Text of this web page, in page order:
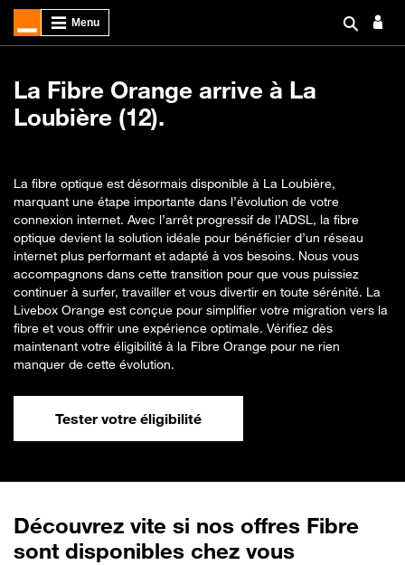
La Fibre Orange arrive à La
Loubière (12).
La fibre optique est désormais disponible à La Loubière,
marquant une étape importante dans l’évolution de votre
connexion internet. Avec l’arrêt progressif de l’ADSL, la fibre
optique devient la solution idéale pour bénéficier d’un réseau
internet plus performant et adapté à vos besoins. Nous vous
accompagnons dans cette transition pour que vous puissiez
continuer à surfer, travailler et vous divertir en toute sérénité. La
Livebox Orange est conçue pour simplifier votre migration vers la
fibre et vous offrir une expérience optimale. Vérifiez dès
maintenant votre éligibilité à la Fibre Orange pour ne rien
manquer de cette évolution.
Tester votre éligibilité
Découvrez vite si nos offres Fibre
sont disponibles chez vous